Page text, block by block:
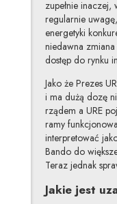
zupełnie
regularnie
energetyki
niedawna
dostęp do rynku
Jako że Prezes
i ma dużą dozę
rządem a URE
ramy
interpretować
Bando do
Teraz jednak
Jakie jest